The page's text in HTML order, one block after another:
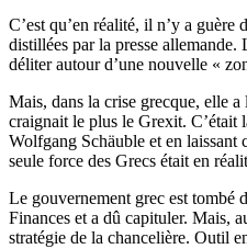
C’est qu’en réalité, il n’y a
distillées par la presse
déliter autour d’une nouvelle «
Mais, dans la crise grecque, elle
craignait le plus le Grexit. C’était
Wolfgang Schäuble et en laissant
seule force des Grecs était en
Le gouvernement grec est tombé
Finances et a dû capituler. Mais,
stratégie de la chancelière. Outil